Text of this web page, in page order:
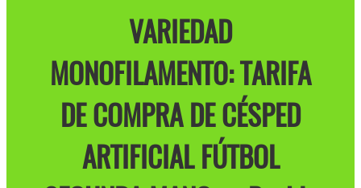
VARIEDAD
MONOFILAMENTO: TARIFA
DE COMPRA DE CÉSPED
ARTIFICIAL FÚTBOL